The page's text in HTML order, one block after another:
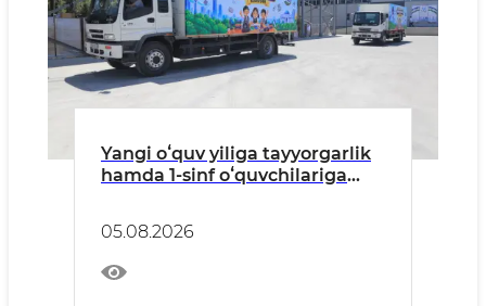
Yangi oʻquv yiliga tayyorgarlik
hamda 1-sinf oʻquvchilariga
yetkazish jarayonlariga
bagʻishlangan press-tur
05.08.2026